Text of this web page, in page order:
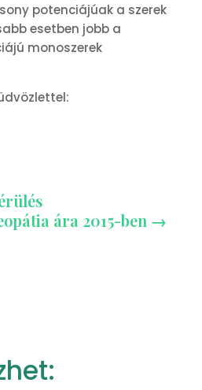
potenciájúak a szerek
esetben jobb a
monoszerek
ára 2015-ben →